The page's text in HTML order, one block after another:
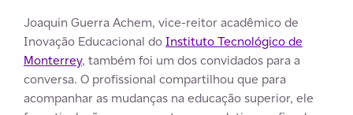
Joaquin Guerra Achem, vice-reitor acadêmico de
Inovação Educacional doInstituto Tecnológico de
Monterrey, também foi um dos convidados para a
conversa. O profissional compartilhou que para
acompanhar as mudanças na educação superior, ele